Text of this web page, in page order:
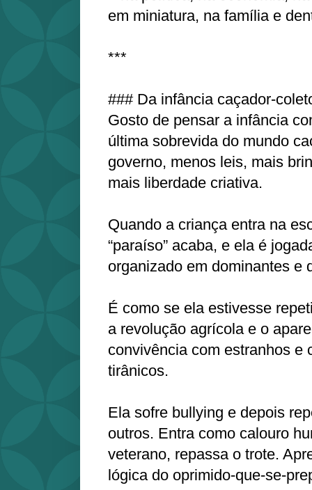
em miniatura, na família e
***
### Da infância caçador-
Gosto de pensar a infância
última sobrevida do mundo
governo, menos leis, mais
mais liberdade criativa.
Quando a criança entra na
“paraíso” acaba, e ela é
organizado em dominantes e
É como se ela estivesse
a revolução agrícola e o
convivência com estranhos e
tirânicos.
Ela sofre bullying e depois
outros. Entra como calouro
veterano, repassa o trote.
lógica do